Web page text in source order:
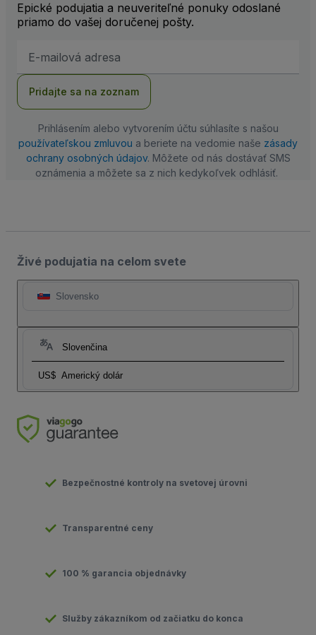
Epické podujatia a neuveriteľné ponuky odoslané
priamo do vašej doručenej pošty.
mailová
Pridajte sa na zoznam
Prihlásením alebo vytvorením účtu súhlasíte s našou
používateľskou zmluvou a beriete na vedomie naše zásady
ochrany osobných údajov. Môžete od nás dostávať SMS
oznámenia a môžete sa z nich kedykoľvek odhlásiť.
Živé podujatia na celom svete
Slovensko
Slovenčina
US$ Americký dolár
Bezpečnostné kontroly na svetovej úrovni
Transparentné ceny
100 % garancia objednávky
Služby zákazníkom od začiatku do konca